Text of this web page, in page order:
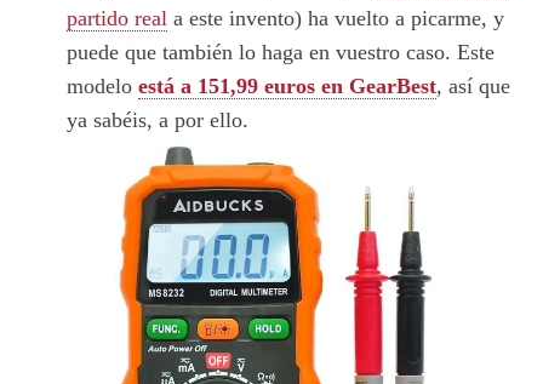
partido real a este invento) ha vuelto a picarme, y
puede que también lo haga en vuestro caso. Este
modelo está a 151,99 euros en GearBest, así que
ya sabéis, a por ello.